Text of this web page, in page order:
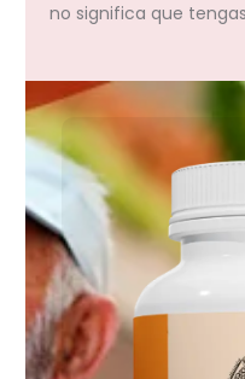
no significa que